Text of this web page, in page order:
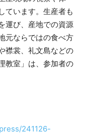
ています。生産者も
運び、産地での資源
元ならではの食べ方
襟裳、礼文島などの
教室」は、参加者の
241126-